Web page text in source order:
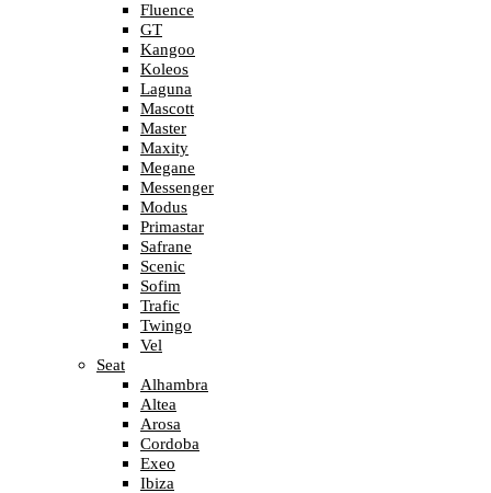
Fluence
GT
Kangoo
Koleos
Laguna
Mascott
Master
Maxity
Megane
Messenger
Modus
Primastar
Safrane
Scenic
Sofim
Trafic
Twingo
Vel
Seat
Alhambra
Altea
Arosa
Cordoba
Exeo
Ibiza